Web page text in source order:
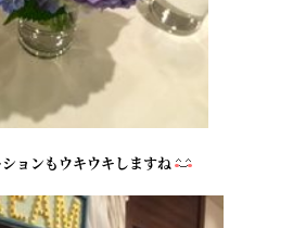
ョンもウキウキしますね